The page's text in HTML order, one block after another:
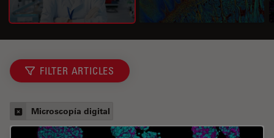
FILTER ARTICLES
Microscopía digital